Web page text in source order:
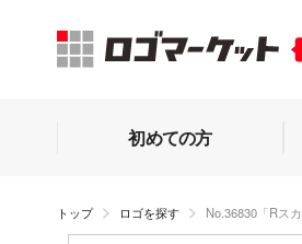
初めての方
トップ ロゴを探す No.36830「Rス